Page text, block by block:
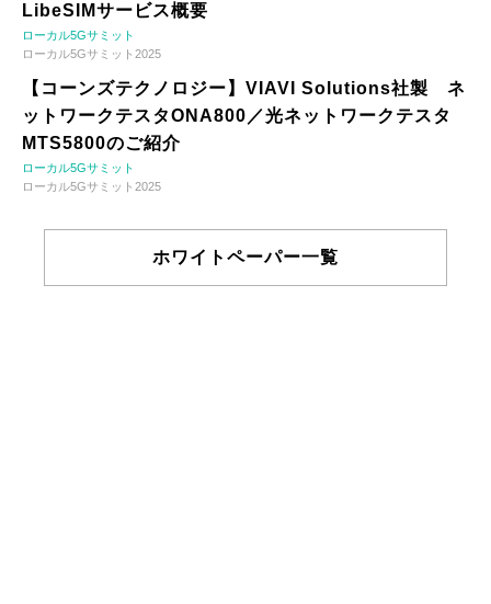
LibeSIMサービス概要
ローカル5Gサミット
ローカル5Gサミット2025
【コーンズテクノロジー】VIAVI Solutions社製 ネ
ットワークテスタONA800／光ネットワークテスタ
MTS5800のご紹介
ローカル5Gサミット
ローカル5Gサミット2025
ホワイトペーパー一覧